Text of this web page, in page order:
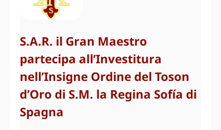
S.A.R. il Gran Maestro
partecipa all’Investitura
nell’Insigne Ordine del Toson
d’Oro di S.M. la Regina Sofía di
Spagna